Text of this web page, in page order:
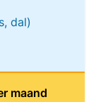
dal)
maand